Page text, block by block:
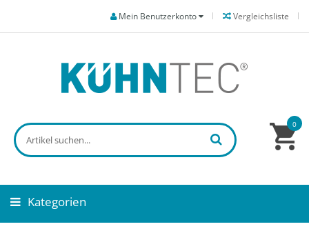
Vergleichsliste
Mein Benutzerkonto
0
Kategorien